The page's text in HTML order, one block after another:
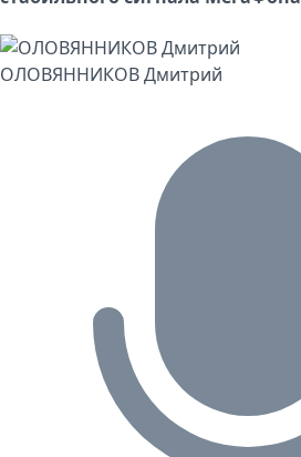
ОЛОВЯННИКОВ Дмитрий